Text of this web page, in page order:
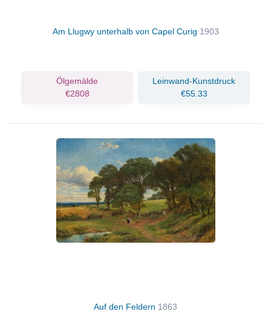
Am Llugwy unterhalb von Capel Curig 1903
Ölgemälde
€2808
Leinwand-Kunstdruck
€55.33
Auf den Feldern 1863